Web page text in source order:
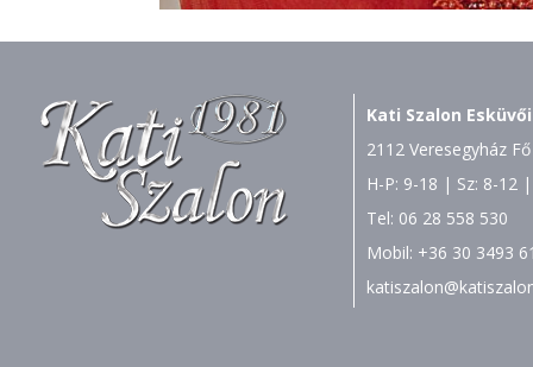
Kati Szalon
2112 Veresegyház
H-P: 9-18 | Sz: 8-12 |
Tel: 06 28 558 530
Mobil: +36 30 3493